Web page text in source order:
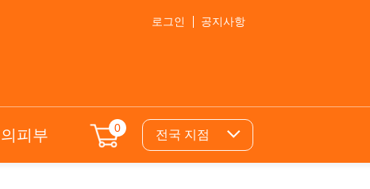
로그인 공지사항
피부 0 전국 지점